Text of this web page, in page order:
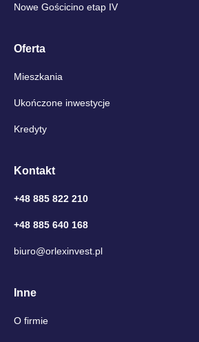
Nowe Gościcino etap IV
Oferta
Mieszkania
Ukończone inwestycje
Kredyty
Kontakt
+48 885 822 210
+48 885 640 168
biuro@orlexinvest.pl
Inne
O firmie